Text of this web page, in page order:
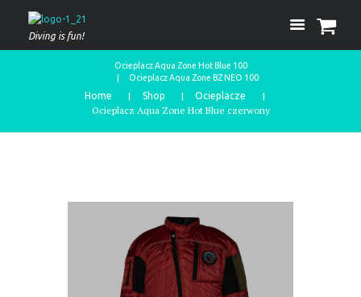
Diving is fun!
Ocieplacz Aqua Zone Hot Blue 100
Ocieplacz Aqua Zone BZ NEO 100
Home Shop Ocieplacze
Ocieplacz Aqua Zone Hot Blue czerwony